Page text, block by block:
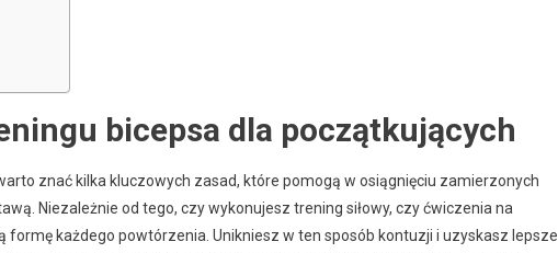
bicepsa dla początkujących
znać kilka kluczowych zasad, które pomogą w osiągnięciu zamierzonych
Niezależnie od tego, czy wykonujesz trening siłowy, czy ćwiczenia na
formę każdego powtórzenia. Unikniesz w ten sposób kontuzji i uzyskasz lepsze